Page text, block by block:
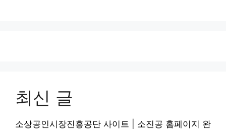
최신 글
소상공인시장진흥공단 사이트 | 소진공 홈페이지 완